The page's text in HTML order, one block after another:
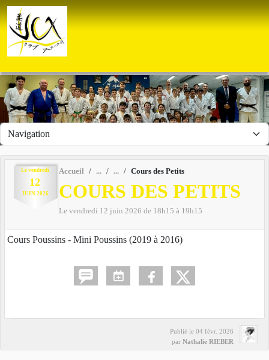
Le vendredi
12
JUIN 2026
Accueil Cours des Petits
COURS DES PETITS
Le vendredi 12 juin 2026 de 18h15 à 19h15
Cours Poussins - Mini Poussins (2019 à 2016)
Publié le 04 févr. 2026
par Nathalie RIEBER
Panneau de gestion des cookies